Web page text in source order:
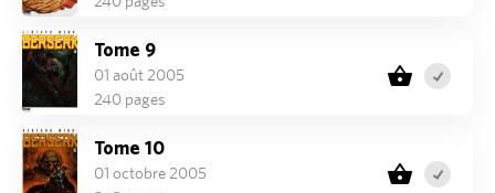
Tome 9
01 août 2005
240 pages
Tome 10
01 octobre 2005